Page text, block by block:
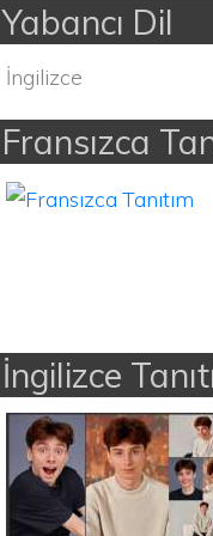
Yabancı Dil
İngilizce
Fransızca
İngilizce